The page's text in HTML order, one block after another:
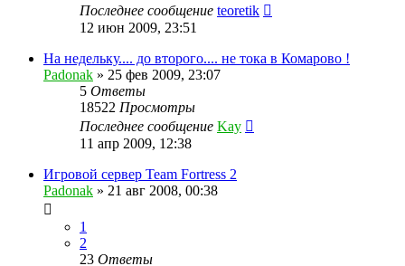
Последнее сообщение teoretik
12 июн 2009, 23:51
На недельку.... до второго.... не тока в Комарово !
Padonak » 25 фев 2009, 23:07
5 Ответы
18522 Просмотры
Последнее сообщение Kay
11 апр 2009, 12:38
Игровой сервер Team Fortress 2
Padonak » 21 авг 2008, 00:38
1
2
23 Ответы